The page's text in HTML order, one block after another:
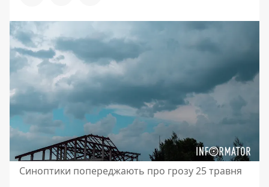
Синоптики попереджають про грозу 25 травня